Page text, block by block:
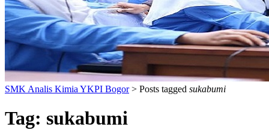
SMK Analis Kimia YKPI Bogor> Posts tagged sukabumi
Tag: sukabumi